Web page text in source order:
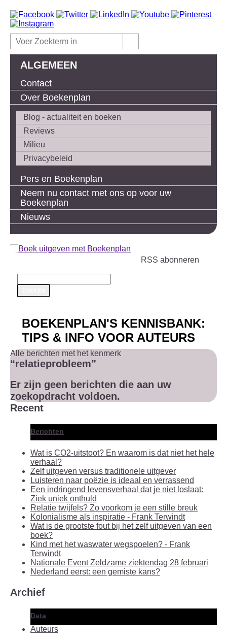
ALGEMEEN
Contact
Over Boekenplan
Blog - actualiteit en boeken
Reviews
Milieu
Privacybeleid
Pers en Boekenplan
Neem nu contact met ons op voor uw
Boekenplan
Nieuws
RSS abonneren
BOEKENPLAN'S KENNISBANK:
TIPS & INFO VOOR AUTEURS
Alle berichten met het kenmerk
“relatieprobleem”
Er zijn geen berichten die aan uw
zoekopdracht voldoen.
Recent
Berichten
Wat is CO2-uitstoot? En waarom is dat niet het hele
verhaal?
Zelf uitgeven versus traditionele uitgever
Luisteren naar poëzie is ideaal en verrassend
Een indringend levensverhaal dat je niet loslaat:
Ziek uniek onthuld
Relatie twijfels? Zo voorkom je een stille breuk
Kolonialisme als inspiratie - Frank Terwindt
Wat is de grootste fout bij het zelf uitgeven van een
boek?
Kind met het waswater wegspoelen? - Frank
Terwindt
Nationale Event Zeldzame ziektendag 28 februari
Nederland eerst: een gemiste kans?
Archief
Data
Auteurs